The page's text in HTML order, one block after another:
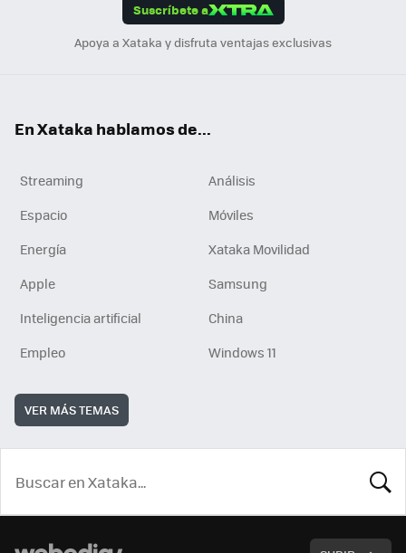
Suscríbete a
Apoya a Xataka y disfruta ventajas exclusivas
En Xataka hablamos de...
Streaming
Análisis
Espacio
Móviles
Energía
Xataka Movilidad
Apple
Samsung
Inteligencia artificial
China
Empleo
Windows 11
VER MÁS TEMAS